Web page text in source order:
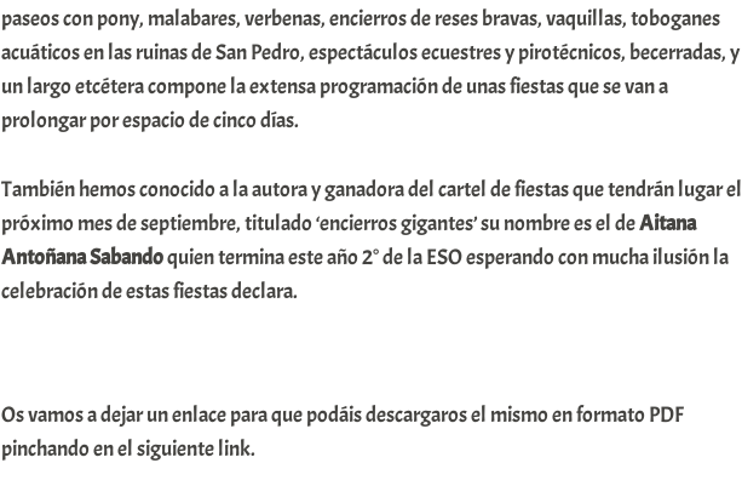
paseos con pony, malabares, verbenas, encierros de reses bravas, vaquillas, toboganes
acuáticos en las ruinas de San Pedro, espectáculos ecuestres y pirotécnicos, becerradas, y
un largo etcétera compone la extensa programación de unas fiestas que se van a
prolongar por espacio de cinco días.
También hemos conocido a la autora y ganadora del cartel de fiestas que tendrán lugar el
próximo mes de septiembre, titulado ‘encierros gigantes’ su nombre es el deAitana
AntoñanaSabandoquien termina este año 2° de la ESO esperando con mucha ilusión la
celebración de estas fiestas declara.
Os vamos a dejar un enlace para que podáis descargaros el mismo en formato PDF
pinchando en el siguiente link.